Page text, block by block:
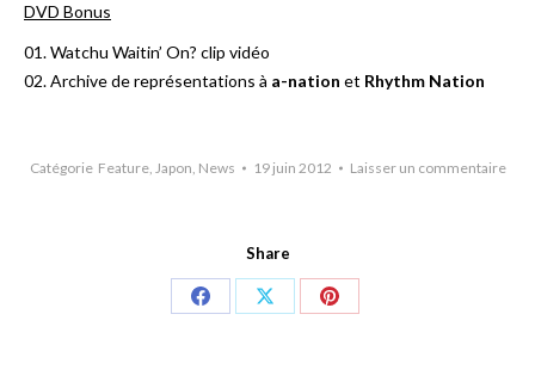
DVD Bonus
01. Watchu Waitin’ On? clip vidéo
02. Archive de représentations à a-nation et Rhythm Nation
Catégorie Feature, Japon, News 19 juin 2012 Laisser un commentaire
Share
Share
Share
Share